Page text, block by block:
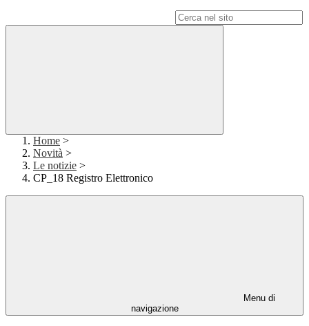
Home >
Novità >
Le notizie >
CP_18 Registro Elettronico
Menu di
navigazione